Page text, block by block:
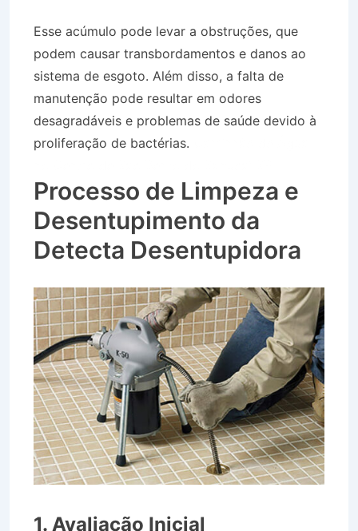
Esse acúmulo pode levar a obstruções, que
podem causar transbordamentos e danos ao
sistema de esgoto. Além disso, a falta de
manutenção pode resultar em odores
desagradáveis e problemas de saúde devido à
proliferação de bactérias.
Processo de Limpeza e
Desentupimento da
Detecta Desentupidora
1. Avaliação Inicial